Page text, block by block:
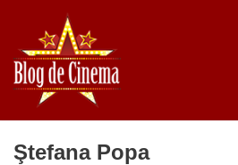
Sari
la
conținut
Ştefana Popa